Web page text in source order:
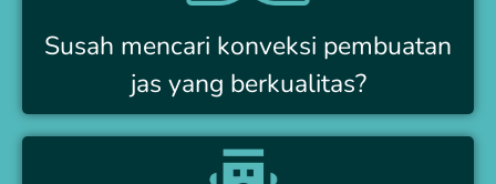
Susah mencari konveksi pembuatan
jas yang berkualitas?